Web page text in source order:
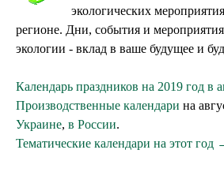
экологических
регионе. Дни, события и
экологии - вклад в ваше будущее и
Календарь праздников на 2019 год в
Производственные календари на
Украине, в России.
Тематические календари на этот год